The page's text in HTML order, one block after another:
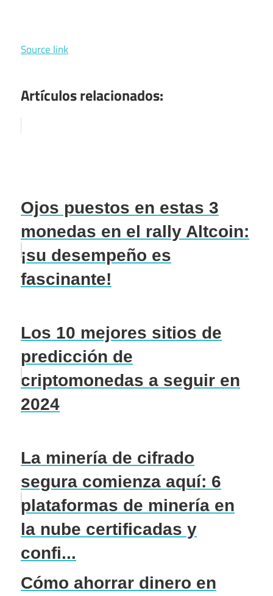
Source link
Artículos relacionados:
Ojos puestos en estas 3
monedas en el rally Altcoin:
¡su desempeño es
fascinante!
Los 10 mejores sitios de
predicción de
criptomonedas a seguir en
2024
La minería de cifrado
segura comienza aquí: 6
plataformas de minería en
la nube certificadas y
confi...
Cómo ahorrar dinero en